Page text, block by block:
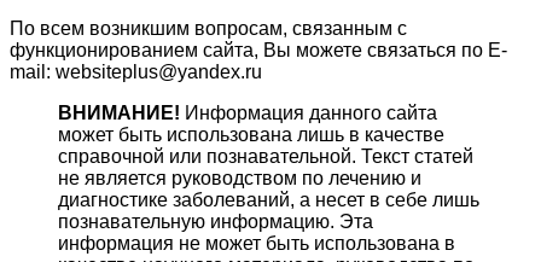
По всем возникшим вопросам, связанным с
функционированием сайта, Вы можете связаться по E-
mail: websiteplus@yandex.ru
ВНИМАНИЕ! Информация данного сайта
может быть использована лишь в качестве
справочной или познавательной. Текст статей
не является руководством по лечению и
диагностике заболеваний, а несет в себе лишь
познавательную информацию. Эта
информация не может быть использована в